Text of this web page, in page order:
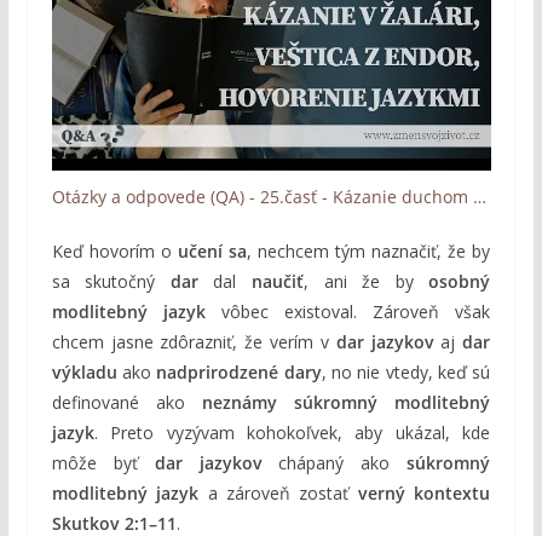
Otázky a odpovede (QA) - 25.časť - Kázanie duchom v žalári, Veštica z Endor, Hovorenie jazykmi
Keď hovorím o učení sa, nechcem tým naznačiť, že by
sa skutočný dardal naučiť, ani že byosobný
modlitebný jazykvôbec existoval. Zároveň však
chcem jasne zdôrazniť, že verím v dar jazykovajdar
výkladu ako nadprirodzené dary, no nie vtedy, keď sú
definované ako neznámy súkromný modlitebný
jazyk. Preto vyzývam kohokoľvek, aby ukázal, kde
môže byť dar jazykovchápaný akosúkromný
modlitebný jazyk a zároveň zostať verný kontextu
Skutkov 2:1–11.